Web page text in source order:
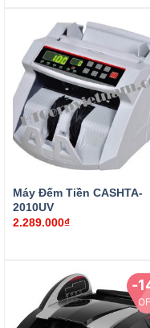
Máy Đếm Tiền CASHTA-
2010UV
2.289.000₫
₫
2.150.000₫ 1.849.000₫